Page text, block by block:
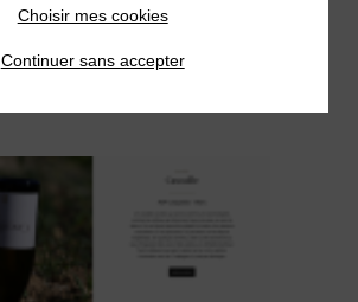
Choisir mes cookies
Continuer sans accepter